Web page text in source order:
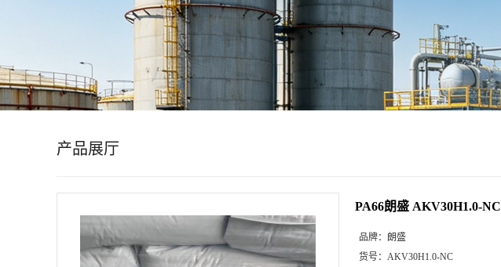
绍
产品展厅
PA66朗盛 AKV30H1.0-NC
品牌：
朗盛
货号： AKV30H1.0-NC